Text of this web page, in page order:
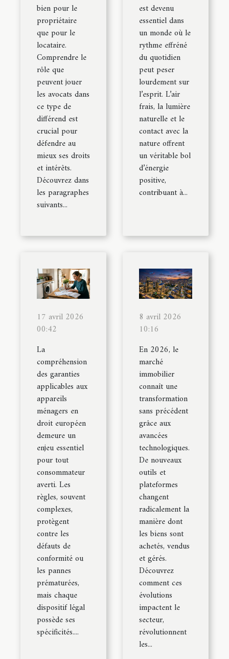
bien pour le
propriétaire
que pour le
locataire.
Comprendre le
rôle que
peuvent jouer
les avocats dans
ce type de
différend est
crucial pour
défendre au
mieux ses droits
et intérêts.
Découvrez dans
les paragraphes
suivants...
est devenu
essentiel dans
un monde où le
rythme effréné
du quotidien
peut peser
lourdement sur
l’esprit. L’air
frais, la lumière
naturelle et le
contact avec la
nature offrent
un véritable bol
d’énergie
positive,
contribuant à...
17 avril 2026
00:42
La
compréhension
des garanties
applicables aux
appareils
ménagers en
droit européen
demeure un
enjeu essentiel
pour tout
consommateur
averti. Les
règles, souvent
complexes,
protègent
contre les
défauts de
conformité ou
les pannes
prématurées,
mais chaque
dispositif légal
possède ses
spécificités....
8 avril 2026
10:16
En 2026, le
marché
immobilier
connaît une
transformation
sans précédent
grâce aux
avancées
technologiques.
De nouveaux
outils et
plateformes
changent
radicalement la
manière dont
les biens sont
achetés, vendus
et gérés.
Découvrez
comment ces
évolutions
impactent le
secteur,
révolutionnent
les...